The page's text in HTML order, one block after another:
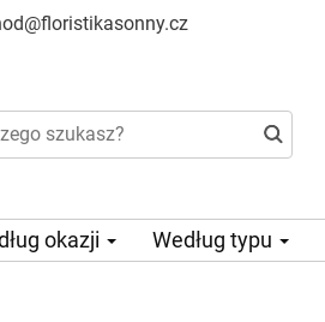
okazji Według typu